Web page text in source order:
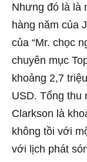
Nhưng đó là là
hàng năm của
của “Mr. chọc
chuyên mục
khoảng 2,7
USD. Tổng thu
Clarkson là
không tồi với
với lịch phát